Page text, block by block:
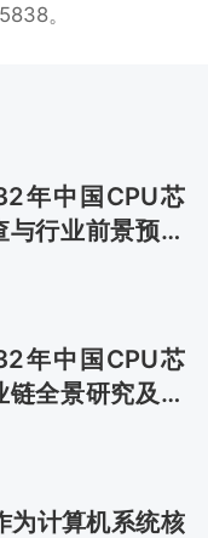
。
年中国CPU芯
与行业前景预测
年中国CPU芯
链全景研究及市
告
为计算机系统核